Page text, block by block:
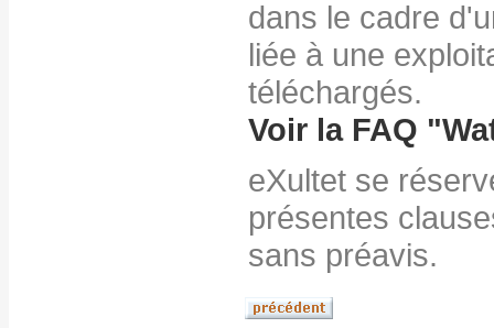
dans le cadre
liée à une
téléchargés.
Voir la FAQ "
eXultet se
présentes
sans préavis.